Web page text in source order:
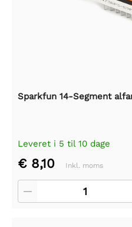
Sparkfun 14-Segment
Leveret i 5 til 10 dage
€ 8,10 Inkl. moms